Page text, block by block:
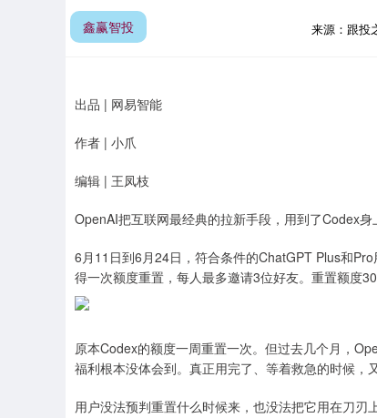
鑫赢智投 来源：跟投
出品 | 网易智能
作者 | 小爪
编辑 | 王凤枝
OpenAI把互联网最经典的拉新手段，用到了Codex身
6月11日到6月24日，符合条件的ChatGPT Plus和
得一次额度重置，每人最多邀请3位好友。重置额度
原本Codex的额度一周重置一次。但过去几个月，
福利根本没体会到。真正用完了、等着救急的时候，
用户没法预判重置什么时候来，也没法把它用在刀刃上